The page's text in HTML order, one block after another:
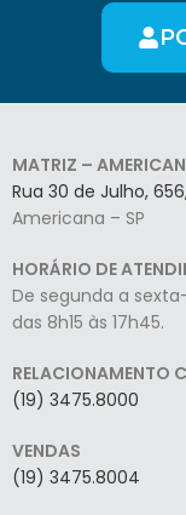
MATRIZ –
Rua 30 de Julho,
Americana – SP
HORÁRIO DE
De segunda a
das 8h15 às 17h45.
RELACIONAMENTO
(19) 3475.8000
VENDAS
(19) 3475.8004